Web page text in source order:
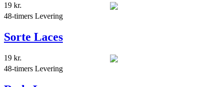
19 kr.
48-timers Levering
Sorte Laces
19 kr.
48-timers Levering